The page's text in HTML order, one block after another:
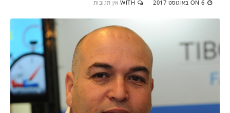
ON 6 באוגוסט 2017 WITH אין תגובות